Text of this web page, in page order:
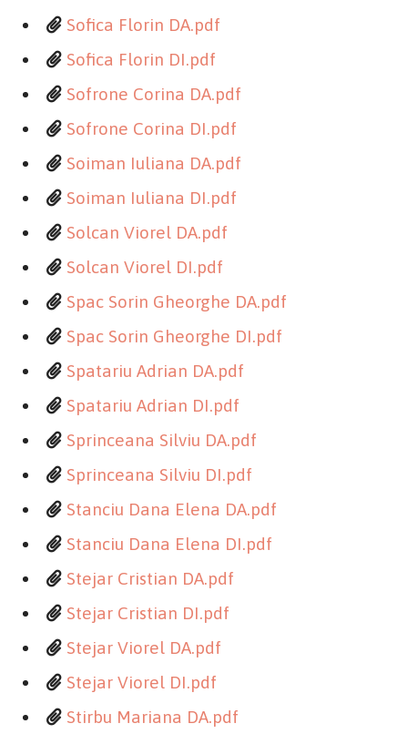
Sofica Florin DA.pdf
Sofica Florin DI.pdf
Sofrone Corina DA.pdf
Sofrone Corina DI.pdf
Soiman Iuliana DA.pdf
Soiman Iuliana DI.pdf
Solcan Viorel DA.pdf
Solcan Viorel DI.pdf
Spac Sorin Gheorghe DA.pdf
Spac Sorin Gheorghe DI.pdf
Spatariu Adrian DA.pdf
Spatariu Adrian DI.pdf
Sprinceana Silviu DA.pdf
Sprinceana Silviu DI.pdf
Stanciu Dana Elena DA.pdf
Stanciu Dana Elena DI.pdf
Stejar Cristian DA.pdf
Stejar Cristian DI.pdf
Stejar Viorel DA.pdf
Stejar Viorel DI.pdf
Stirbu Mariana DA.pdf